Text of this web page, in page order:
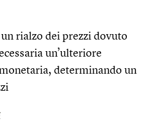
rialzo dei prezzi dovuto
un’ulteriore
determinando un